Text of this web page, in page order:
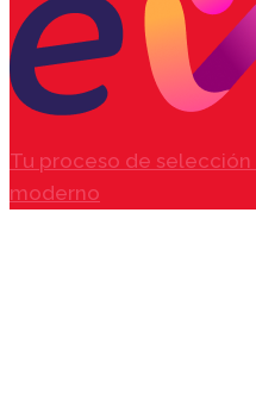
Tu proceso de
moderno